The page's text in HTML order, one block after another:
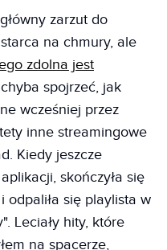
zarzut do
na chmury, ale
zdolna jest
spojrzeć, jak
wcześniej przez
inne streamingowe
Kiedy jeszcze
skończyła się
odpaliła się playlista w
Leciały hity, które
na spacerze,